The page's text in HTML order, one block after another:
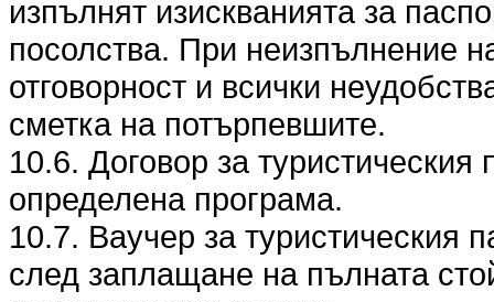
изпълнят изискванията за
посолства. При неизпълнение
отговорност и всички
сметка на потърпевшите.
10.6. Договор за
определена програма.
10.7. Ваучер за туристическия
след заплащане на пълната